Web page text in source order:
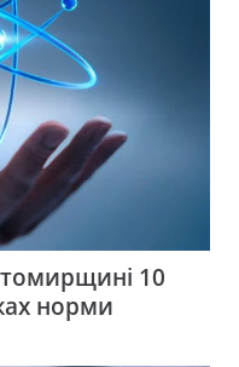
10
норми